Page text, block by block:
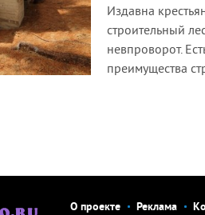
Издавна
строительный
невпроворот.
преимущества
О проекте Реклама